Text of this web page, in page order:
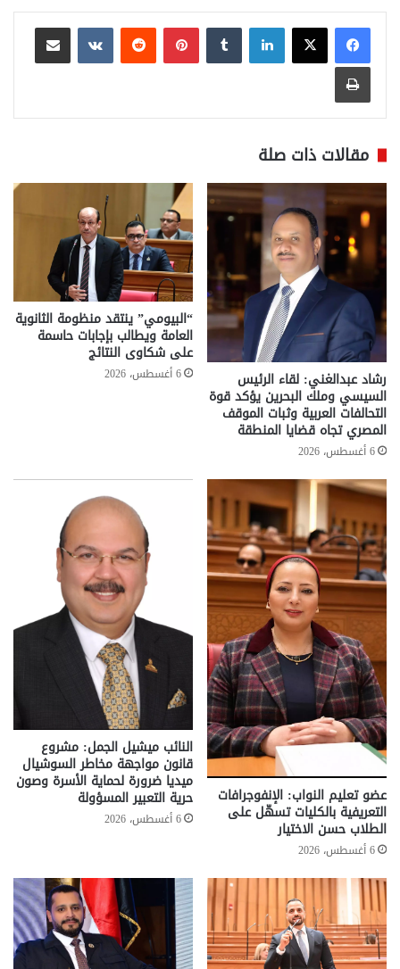
لينكدإن بينتيريست
مشاركة عبر البريد
طباعة
مقالات ذات صلة
رشاد عبدالغني: لقاء الرئيس
السيسي وملك البحرين يؤكد قوة
التحالفات العربية وثبات الموقف
المصري تجاه قضايا المنطقة
6 أغسطس، 2026
“البيومي” ينتقد منظومة الثانوية
العامة ويطالب بإجابات حاسمة
على شكاوى النتائج
6 أغسطس، 2026
عضو تعليم النواب: الإنفوجرافات
التعريفية بالكليات تسهّل على
الطلاب حسن الاختيار
6 أغسطس، 2026
النائب ميشيل الجمل: مشروع
قانون مواجهة مخاطر السوشيال
ميديا ضرورة لحماية الأسرة وصون
حرية التعبير المسؤولة
6 أغسطس، 2026